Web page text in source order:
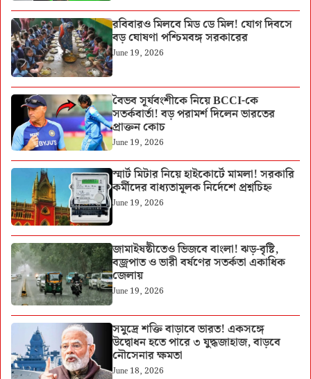
রবিবারও মিলবে মিড ডে মিল! যোগ দিবসে
বড় ঘোষণা পশ্চিমবঙ্গ সরকারের
June 19, 2026
বৈভব সূর্যবংশীকে নিয়ে BCCI-কে
সতর্কবার্তা! বড় পরামর্শ দিলেন ভারতের
প্রাক্তন কোচ
June 19, 2026
স্মার্ট মিটার নিয়ে হাইকোর্টে মামলা! সরকারি
কর্মীদের বাধ্যতামূলক নির্দেশে প্রশ্নচিহ্ন
June 19, 2026
জামাইষষ্ঠীতেও ভিজবে বাংলা! ঝড়-বৃষ্টি,
বজ্রপাত ও ভারী বর্ষণের সতর্কতা একাধিক
জেলায়
June 19, 2026
সমুদ্রে শক্তি বাড়াবে ভারত! একসঙ্গে
উদ্বোধন হতে পারে ৩ যুদ্ধজাহাজ, বাড়বে
নৌসেনার ক্ষমতা
June 18, 2026